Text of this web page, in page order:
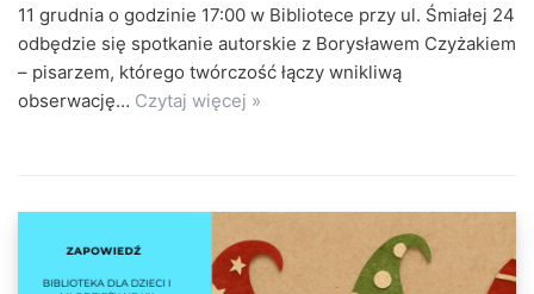
11 grudnia o godzinie 17:00 w Bibliotece przy ul. Śmiałej 24
odbędzie się spotkanie autorskie z Borysławem Czyżakiem
– pisarzem, którego twórczość łączy wnikliwą
obserwację… Czytaj więcej »